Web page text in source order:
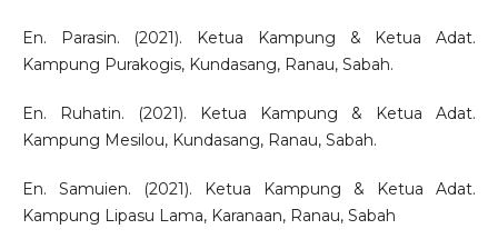
En. Parasin. (2021). Ketua Kampung & Ketua Adat.
Kampung Purakogis, Kundasang, Ranau, Sabah.
En. Ruhatin. (2021). Ketua Kampung & Ketua Adat.
Kampung Mesilou, Kundasang, Ranau, Sabah.
En. Samuien. (2021). Ketua Kampung & Ketua Adat.
Kampung Lipasu Lama, Karanaan, Ranau, Sabah